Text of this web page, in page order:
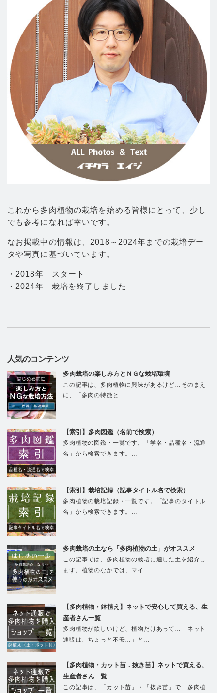
これから多肉植物の栽培を始める皆様にとって、少し
でも参考になれば幸いです。
なお掲載中の情報は、2018～2024年までの栽培デー
タや写真に基づいています。
・2018年 スタート
・2024年 栽培を終了しました
人気のコンテンツ
多肉栽培の楽しみ方とＮＧな栽培環境
この記事は、多肉植物に興味があるけど…そのまえ
に、「多肉の特徴と…
【索引】多肉図鑑（名前で検索）
多肉植物の図鑑・一覧です。「学名・品種名・流通
名」から検索できます。…
【索引】栽培記録（記事タイトル名で検索）
多肉植物の栽培記録・一覧です。「記事のタイトル
名」から検索できます。…
多肉栽培の土なら「多肉植物の土」がオススメ
この記事では、多肉植物の栽培に適した土を紹介し
ます。植物のなかでは、マイ…
【多肉植物・鉢植え】ネットで安心して買える、生
産者さん一覧
多肉植物が欲しいけど、植物だけあって…「ネット
通販は、ちょっと不安…」と…
【多肉植物・カット苗．抜き苗】ネットで買える、
生産者さん一覧
この記事は、「カット苗」・「抜き苗」で…多肉植